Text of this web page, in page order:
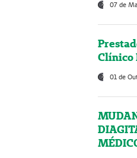
07 de
Clínico
01 de